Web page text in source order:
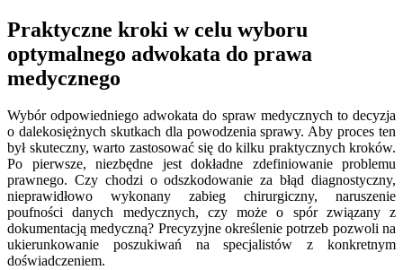
Praktyczne kroki w celu wyboru
optymalnego adwokata do prawa
medycznego
Wybór odpowiedniego adwokata do spraw medycznych to decyzja
o dalekosiężnych skutkach dla powodzenia sprawy. Aby proces ten
był skuteczny, warto zastosować się do kilku praktycznych kroków.
Po pierwsze, niezbędne jest dokładne zdefiniowanie problemu
prawnego. Czy chodzi o odszkodowanie za błąd diagnostyczny,
nieprawidłowo wykonany zabieg chirurgiczny, naruszenie
poufności danych medycznych, czy może o spór związany z
dokumentacją medyczną? Precyzyjne określenie potrzeb pozwoli na
ukierunkowanie poszukiwań na specjalistów z konkretnym
doświadczeniem.